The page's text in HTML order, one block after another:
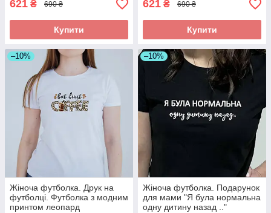
621 ₴ 690 ₴
Купити
621 ₴ 690 ₴
Купити
–10%
Жіноча футболка. Друк на
футболці. Футболка з модним
принтом леопард
–10%
Жіноча футболка. Подарунок
для мами "Я була нормальна
одну дитину назад .."